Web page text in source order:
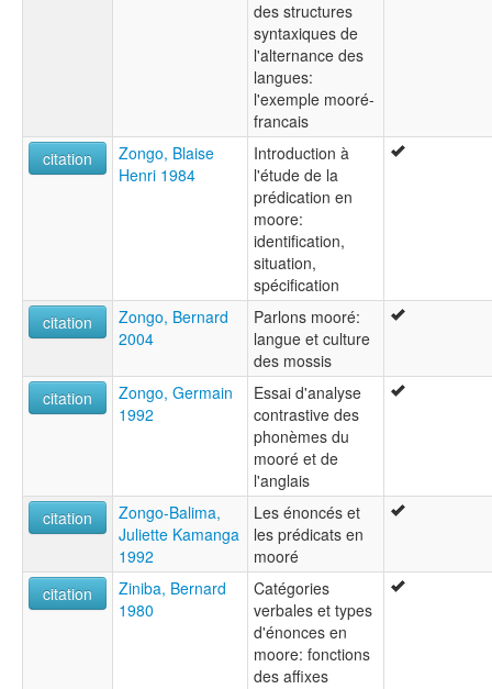
des structures
syntaxiques de
l'alternance des
langues:
l'exemple mooré-
francais
citation
Zongo, Blaise
Henri 1984
Introduction à
l'étude de la
prédication en
moore:
identification,
situation,
spécification
citation
Zongo, Bernard
2004
Parlons mooré:
langue et culture
des mossis
citation
Zongo, Germain
1992
Essai d'analyse
contrastive des
phonèmes du
mooré et de
l'anglais
citation
Zongo-Balima,
Juliette Kamanga
1992
Les énoncés et
les prédicats en
mooré
citation
Ziniba, Bernard
1980
Catégories
verbales et types
d'énonces en
moore: fonctions
des affixes